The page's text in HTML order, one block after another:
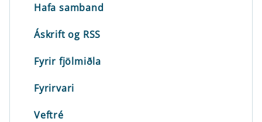
Hafa samband
Áskrift og RSS
Fyrir fjölmiðla
Fyrirvari
Veftré